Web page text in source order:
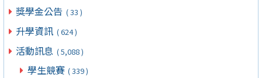
獎學金公告 ( 33 )
升學資訊 ( 624 )
活動訊息 ( 5,088 )
學生競賽 ( 339 )